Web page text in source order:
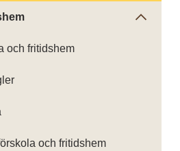
och fritidshem
och fritidshem